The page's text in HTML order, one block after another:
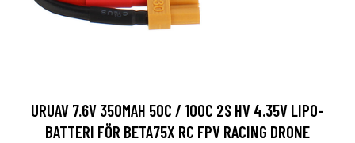
URUAV 7.6V 350MAH 50C / 100C 2S HV 4.35V LIPO-
BATTERI FÖR BETA75X RC FPV RACING DRONE